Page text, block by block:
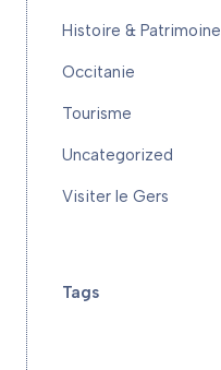
Histoire & Patrimoine
Occitanie
Tourisme
Uncategorized
Visiter le Gers
Tags